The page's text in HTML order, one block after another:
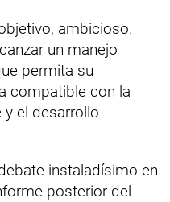
ambicioso.
un manejo
permita su
compatible con la
el desarrollo
instaladísimo en
posterior del